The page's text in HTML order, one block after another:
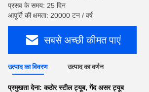
प्रसव के समय: 25 दिन
आपूर्ति की क्षमता: 20000 टन / वर्ष
सबसे अच्छी कीमत पाएं
उत्पाद का विवरण उत्पाद का वर्णन
प्रमुखता देना:कठोर स्टील ट्यूब,गेंद असर ट्यूब